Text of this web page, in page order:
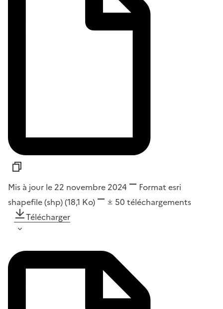
Mis à jour le 22 novembre 2024 Format esri
shapefile (shp)(18,1 Ko) 50 téléchargements
Télécharger